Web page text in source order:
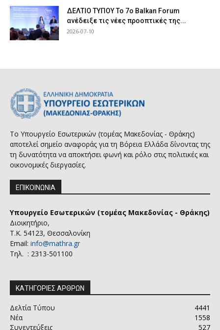
ΔΕΛΤΙΟ ΤΥΠΟΥ Το 7ο Balkan Forum
ανέδειξε τις νέες προοπτικές της...
2026-07-10
Το Υπουργείο Εσωτερικών (τομέας Μακεδονίας - Θράκης)
αποτελεί σημείο αναφοράς για τη Βόρεια Ελλάδα δίνοντας της
τη δυνατότητα να αποκτήσει φωνή και ρόλο στις πολιτικές και
οικονομικές διεργασίες.
ΕΠΙΚΟΙΝΩΝΙΑ
Υπουργείο Εσωτερικών (τομέας Μακεδονίας - Θράκης)
Διοικητήριο,
Τ.Κ. 54123, Θεσσαλονίκη
Email: info@mathra.gr
Τηλ. : 2313-501100
ΚΑΤΗΓΟΡΙΕΣ ΑΡΘΡΩΝ
Δελτία Τύπου
4441
Νέα
1558
Συνεντεύξεις
527